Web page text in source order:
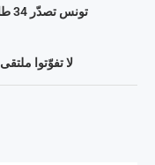
تونس تصدّر 34 طائرة خفيفة محلّية الصّنع نحو 30 بلدا
لا تفوّتوا ملتقى Green ICT 2016 في شهر ماي